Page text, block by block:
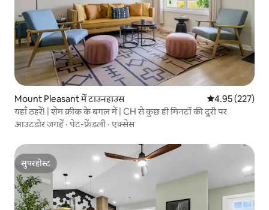
Mount Pleasant में टाउनहाउस औसत रेटिंग 5 में से
4.95 (227)
यहाँ ठहरें! | शेम क्रीक के बगल में | CH से कुछ ही मिनटों की दूरी पर
आउटडोर जगहें ·पेट-फ्रेंडली ·एक्सेस
सुपरहोस्ट
सुपरहोस्ट